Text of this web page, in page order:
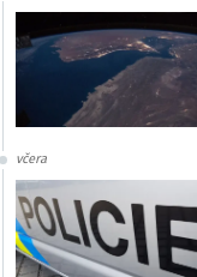
včera